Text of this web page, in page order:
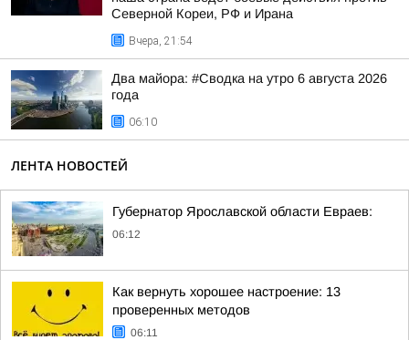
Северной Кореи, РФ и Ирана
Вчера, 21:54
Два майора: #Сводка на утро 6 августа 2026
года
06:10
ЛЕНТА НОВОСТЕЙ
Губернатор Ярославской области Евраев:
06:12
Как вернуть хорошее настроение: 13
проверенных методов
06:11